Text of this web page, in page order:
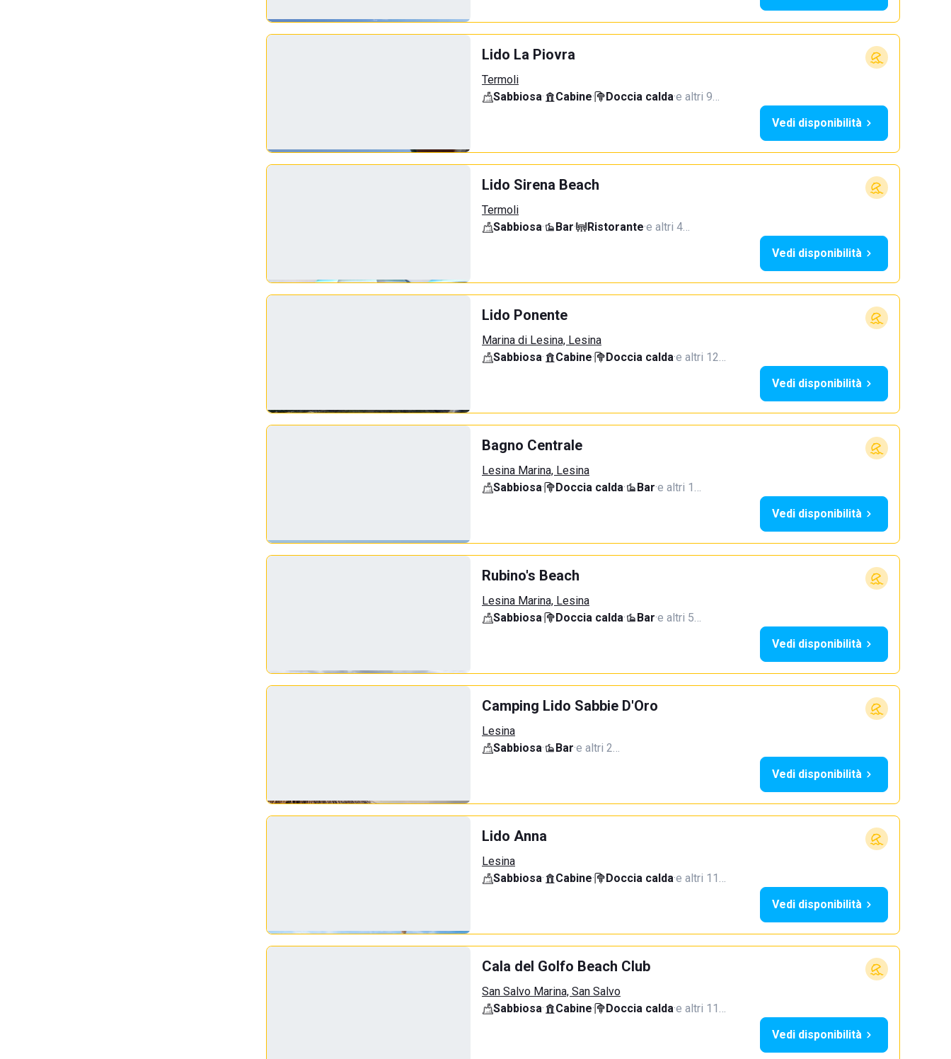
Lido La Piovra
Termoli
Sabbiosa· Cabine· Doccia calda·e altri 9…
Vedi disponibilità
Lido Sirena Beach
Termoli
Sabbiosa· Bar· Ristorante·e altri 4…
Vedi disponibilità
Lido Ponente
Marina di Lesina, Lesina
Sabbiosa· Cabine· Doccia calda·e altri 12…
Vedi disponibilità
Bagno Centrale
Lesina Marina, Lesina
Sabbiosa· Doccia calda· Bar·e altri 1…
Vedi disponibilità
Rubino's Beach
Lesina Marina, Lesina
Sabbiosa· Doccia calda· Bar·e altri 5…
Vedi disponibilità
Camping Lido Sabbie D'Oro
Lesina
Sabbiosa· Bar·e altri 2…
Vedi disponibilità
Lido Anna
Lesina
Sabbiosa· Cabine· Doccia calda·e altri 11…
Vedi disponibilità
Cala del Golfo Beach Club
San Salvo Marina, San Salvo
Sabbiosa· Cabine· Doccia calda·e altri 11…
Vedi disponibilità